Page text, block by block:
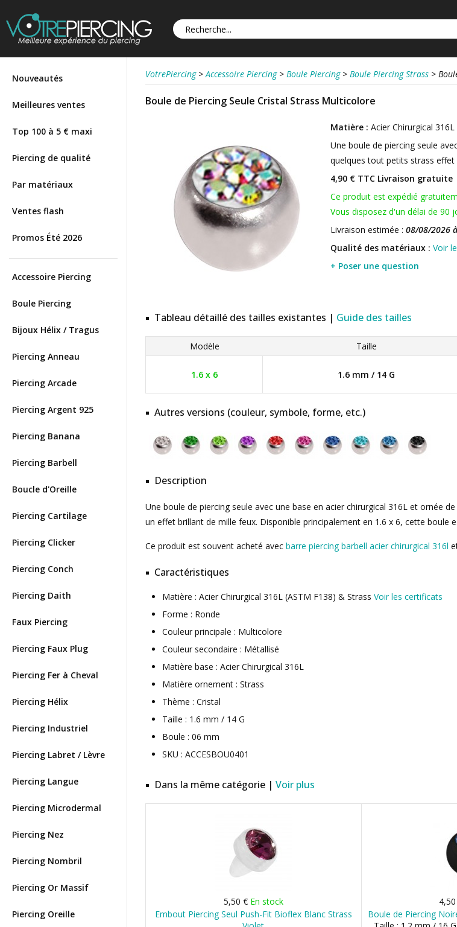
Nouveautés
Meilleures ventes
Top 100 à 5 € maxi
Piercing de qualité
Par matériaux
Ventes flash
Promos Été 2026
Accessoire Piercing
Boule Piercing
Bijoux Hélix / Tragus
Piercing Anneau
Piercing Arcade
Piercing Argent 925
Piercing Banana
Piercing Barbell
Boucle d'Oreille
Piercing Cartilage
Piercing Clicker
Piercing Conch
Piercing Daith
Faux Piercing
Piercing Faux Plug
Piercing Fer à Cheval
Piercing Hélix
Piercing Industriel
Piercing Labret / Lèvre
Piercing Langue
Piercing Microdermal
Piercing Nez
Piercing Nombril
Piercing Or Massif
Piercing Oreille
VotrePiercing > Accessoire Piercing > Boule Piercing > Boule Piercing Strass >
Boule de Piercing Seule Cristal Strass Multicolore
Matière : Acier Chirurgical
Une boule de piercing seule
quelques tout petits strass effet
4,90 € TTC Livraison gratuite
Ce produit est expédié
Vous disposez d'un délai de 90
Livraison estimée : 08/08/2026
Qualité des matériaux : Voir
+ Poser une question
Tableau détaillé des tailles existantes | Guide des tailles
Modèle Taille
1.6 x 6 1.6 mm / 14 G
Autres versions (couleur, symbole, forme, etc.)
Description
Une boule de piercing seule avec une base en acier chirurgical 316L et ornée
un effet brillant de mille feux. Disponible principalement en 1.6 x 6, cette boule
Ce produit est souvent acheté avec barre piercing barbell acier chirurgical 316l
Caractéristiques
Matière : Acier Chirurgical 316L (ASTM F138) & Strass Voir les certificats
Forme : Ronde
Couleur principale : Multicolore
Couleur secondaire : Métallisé
Matière base : Acier Chirurgical 316L
Matière ornement : Strass
Thème : Cristal
Taille : 1.6 mm / 14 G
Boule : 06 mm
SKU : ACCESBOU0401
Dans la même catégorie | Voir plus
5,50 € En stock
Embout Piercing Seul Push-Fit Bioflex Blanc Strass
Boule de Piercing